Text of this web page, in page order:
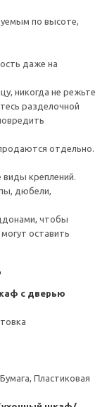
по высоте,
даже на
никогда не режьте
разделочной
отдельно.
креплений.
дюбели,
чтобы
оставить
с дверью
Пластиковая